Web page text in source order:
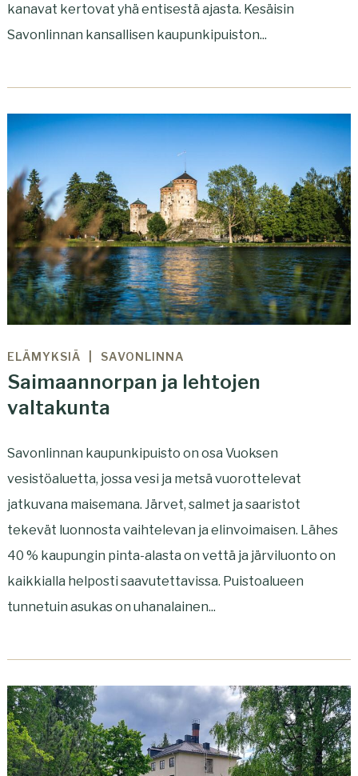
kanavat kertovat yhä entisestä ajasta. Kesäisin
Savonlinnan kansallisen kaupunkipuiston...
ELÄMYKSIÄ SAVONLINNA
Saimaannorpan ja lehtojen
valtakunta
Savonlinnan kaupunkipuisto on osa Vuoksen
vesistöaluetta, jossa vesi ja metsä vuorottelevat
jatkuvana maisemana. Järvet, salmet ja saaristot
tekevät luonnosta vaihtelevan ja elinvoimaisen. Lähes
40 % kaupungin pinta-alasta on vettä ja järviluonto on
kaikkialla helposti saavutettavissa. Puistoalueen
tunnetuin asukas on uhanalainen...